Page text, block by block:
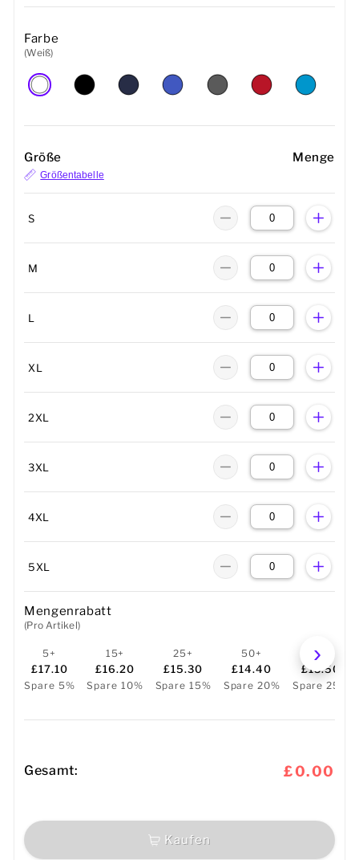
Farbe
(Weiß)
Größe Menge
Größentabelle
S
M
L
XL
2XL
3XL
4XL
5XL
Mengenrabatt
(Pro Artikel)
5+
£17.10
Spare 5%
15+
£16.20
Spare 10%
25+
£15.30
Spare 15%
50+
£14.40
Spare 20%
100+
£13.50
Spare 25%
Gesamt: £0.00
Kaufen